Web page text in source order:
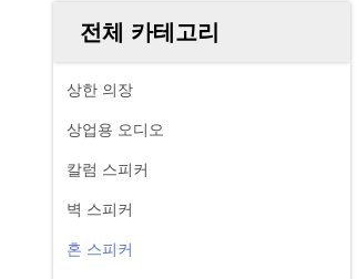
전체 카테고리
상한 의장
상업용 오디오
칼럼 스피커
벽 스피커
혼 스피커